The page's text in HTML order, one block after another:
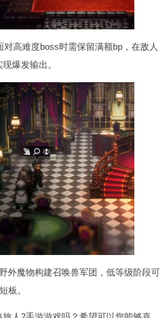
高难度boss时需保留满额bp，在敌人
爆发输出。
外魔物构建召唤兽军团，低等级阶段可
板。